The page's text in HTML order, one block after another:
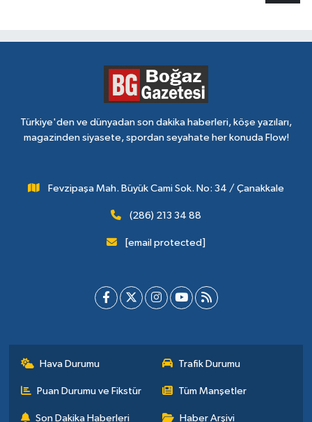
Türkiye'den ve dünyadan son dakika haberleri, köşe yazıları,
magazinden siyasete, spordan seyahate her konuda Flow!
Fevzipaşa Mah. Büyük Cami Sok. No: 34 / Çanakkale
(286) 213 34 88
[email protected]
Hava Durumu Trafik Durumu
Puan Durumu ve Fikstür Tüm Manşetler
Son Dakika Haberleri Haber Arşivi